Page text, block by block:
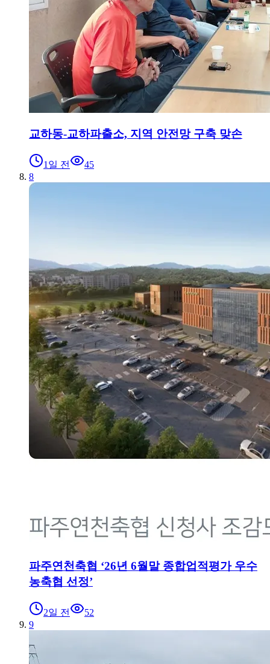
교하동-교하파출소, 지역 안전망 구축 맞손
1일 전
45
8
파주연천축협 ‘26년 6월말 종합업적평가 우수
농축협 선정’
2일 전
52
9